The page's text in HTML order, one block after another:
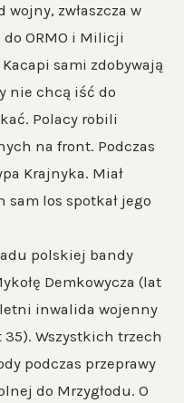
wojny, zwłaszcza w
ORMO i Milicji
sami zdobywają
nie chcą iść do
Polacy robili
na front. Podczas
Krajnyka. Miał
sam los spotkał jego
polskiej bandy
Demkowycza (lat
letni inwalida wojenny
35). Wszystkich trzech
podczas przeprawy
do Mrzygłodu. O